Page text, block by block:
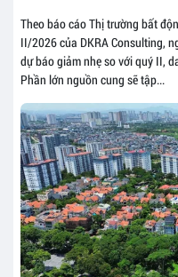
Theo báo cáo Thị trường bất
II/2026 của DKRA Consulting,
dự báo giảm nhẹ so với quý II,
Phần lớn nguồn cung sẽ tập...